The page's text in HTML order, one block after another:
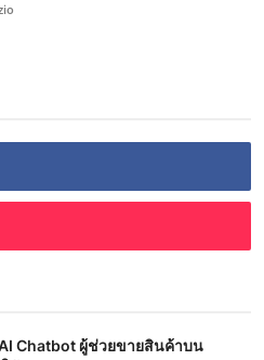
Chatbot ผู้ช่วยขายสินค้าบน